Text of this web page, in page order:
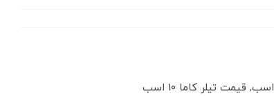
, قیمت تیلر کاما 10 اسب